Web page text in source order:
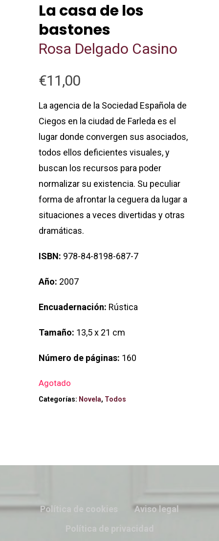
La casa de los
bastones
Rosa Delgado Casino
€11,00
La agencia de la Sociedad Española de
Ciegos en la ciudad de Farleda es el
lugar donde convergen sus asociados,
todos ellos deficientes visuales, y
buscan los recursos para poder
normalizar su existencia. Su peculiar
forma de afrontar la ceguera da lugar a
situaciones a veces divertidas y otras
dramáticas.
ISBN: 978-84-8198-687-7
Año: 2007
Encuadernación: Rústica
Tamaño: 13,5 x 21 cm
Número de páginas: 160
Agotado
Categorías: Novela, Todos
Política de cookies
Aviso legal